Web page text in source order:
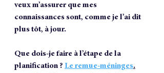
veux m’assurer que mes
connaissances sont, comme je l’ai dit
plus tôt, à jour.
Que dois-je faire à l’étape de la
planification ? Le remue-méninges.